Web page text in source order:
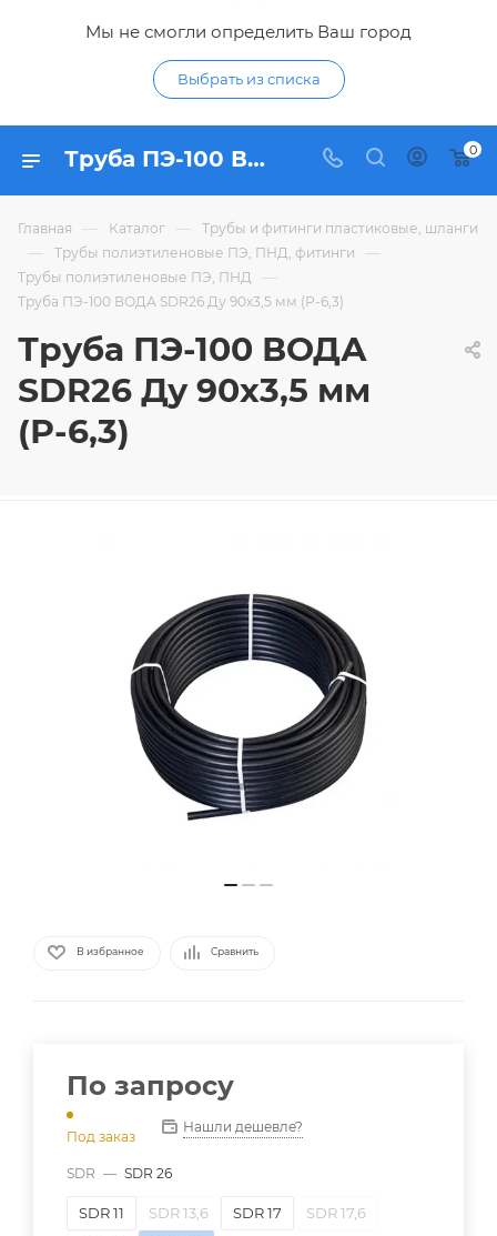
Мы не смогли определить Ваш город
Выбрать из списка
Труба ПЭ-100 ВОДА SDR26 Ду 90х3,5 мм (Р-6,3) - купить по цене в интернет-магазине Гидропромтехника с доставкой в Курске 0
Главная — Каталог — Трубы и фитинги пластиковые, шланги
— Трубы полиэтиленовые ПЭ, ПНД, фитинги —
Трубы полиэтиленовые ПЭ, ПНД —
Труба ПЭ-100 ВОДА SDR26 Ду 90х3,5 мм (Р-6,3)
Труба ПЭ-100 ВОДА
SDR26 Ду 90х3,5 мм
(Р-6,3)
В избранное Сравнить
По запросу
Под заказ
Нашли дешевле?
SDR — SDR 26
SDR 11 SDR 13,6 SDR 17
SDR 17,6